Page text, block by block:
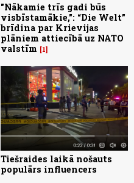
"Nākamie trīs gadi būs
visbīstamākie,": “Die Welt”
brīdina par Krievijas
plāniem attiecībā uz NATO
valstīm
1
Tiešraides laikā nošauts
populārs influencers